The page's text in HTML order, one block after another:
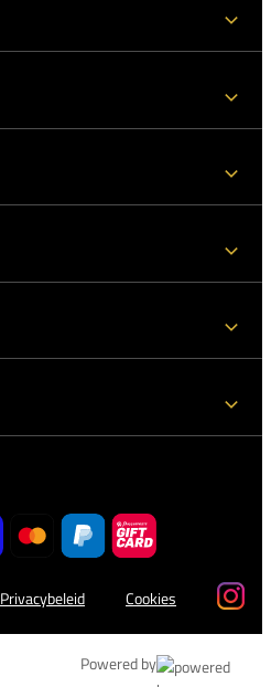
Privacybeleid Cookies
Powered by